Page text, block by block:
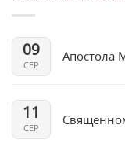
09
СЕР
Апостола
11
СЕР